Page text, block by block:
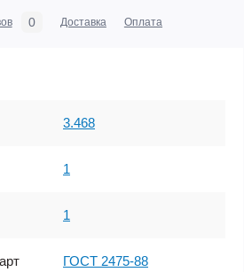
0 Доставка Оплата
3.468
1
1
ГОСТ 2475-88